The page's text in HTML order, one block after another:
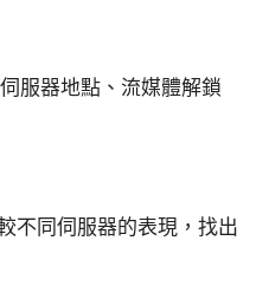
服器地點、流媒體解鎖
不同伺服器的表現，找出